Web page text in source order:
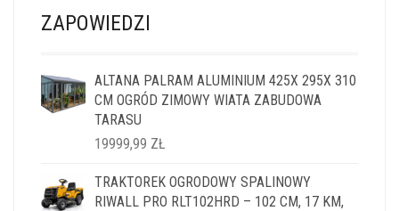
ZAPOWIEDZI
ALTANA PALRAM ALUMINIUM 425X 295X 310
CM OGRÓD ZIMOWY WIATA ZABUDOWA
TARASU
19999,99 ZŁ
TRAKTOREK OGRODOWY SPALINOWY
RIWALL PRO RLT102HRD – 102 CM, 17 KM,